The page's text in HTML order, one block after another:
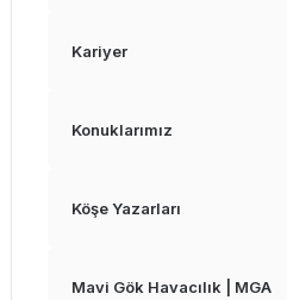
Kariyer
Konuklarımız
Köşe Yazarları
Mavi Gök Havacılık | MGA